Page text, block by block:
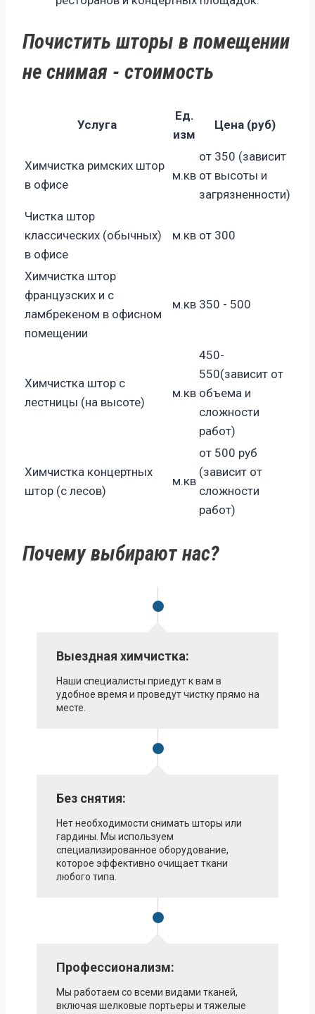
Почистить шторы в помещении
не снимая - стоимость
Услуга
Ед.
изм
Цена (руб)
Химчистка римских штор
в офисе
м.кв
от 350 (зависит
от высоты и
загрязненности)
Чистка штор
классических (обычных)
в офисе
м.кв от 300
Химчистка штор
французских и с
ламбрекеном в офисном
помещении
м.кв 350 - 500
Химчистка штор с
лестницы (на высоте)
м.кв
450-
550(зависит от
объема и
сложности
работ)
Химчистка концертных
штор (с лесов)
м.кв
от 500 руб
(зависит от
сложности
работ)
Почему выбирают нас?
Выездная химчистка:
Наши специалисты приедут к вам в
удобное время и проведут чистку прямо на
месте.
Без снятия:
Нет необходимости снимать шторы или
гардины. Мы используем
специализированное оборудование,
которое эффективно очищает ткани
любого типа.
Профессионализм:
Мы работаем со всеми видами тканей,
включая шелковые портьеры и тяжелые